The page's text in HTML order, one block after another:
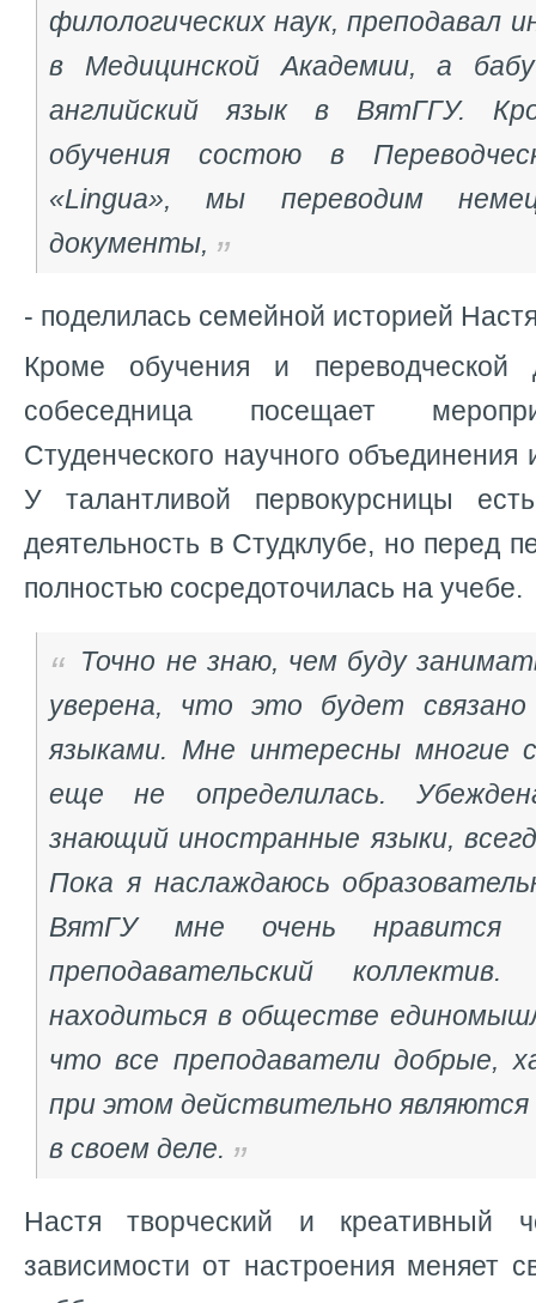
филологических наук, преподавал
в Медицинской Академии, а
английский язык в ВятГГУ.
обучения состою в
«Lingua», мы переводим
документы,
- поделилась семейной историей
Кроме обучения и переводческой
собеседница посещает
Студенческого научного объединения
У талантливой первокурсницы
деятельность в Студклубе, но перед
полностью сосредоточилась на учебе.
Точно не знаю, чем буду
уверена, что это будет
языками. Мне интересны многие
еще не определилась.
знающий иностранные языки,
Пока я наслаждаюсь
ВятГУ мне очень нравится
преподавательский
находиться в обществе
что все преподаватели добрые,
при этом действительно
в своем деле.
Настя творческий и креативный
зависимости от настроения меняет